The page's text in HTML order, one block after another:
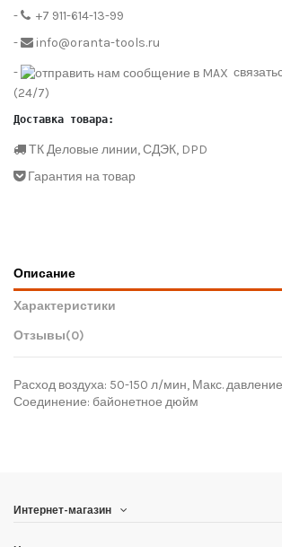
-
+7 911-614-13-99
-
info@oranta-tools.ru
-
(24/7)
Доставка товара:
ТК Деловые линии, СДЭК, DPD
Гарантия на товар
Описание
Характеристики
Отзывы(0)
Расход воздуха: 50-150 л/мин, Макс.
Соединение: байонетное дюйм
Интернет-магазин